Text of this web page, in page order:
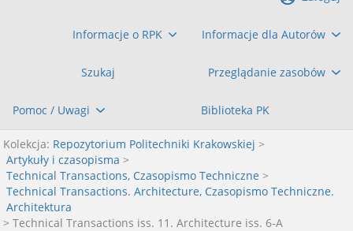
Informacje o RPK Informacje dla Autorów
Szukaj Przeglądanie zasobów
Pomoc / Uwagi Biblioteka PK
Kolekcja: Repozytorium Politechniki Krakowskiej >
Artykuły i czasopisma >
Technical Transactions, Czasopismo Techniczne >
Technical Transactions. Architecture, Czasopismo Techniczne.
Architektura
> Technical Transactions iss. 11. Architecture iss. 6-A